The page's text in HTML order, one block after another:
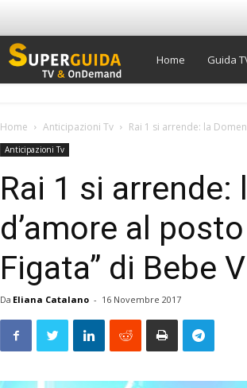
Super
Home Guida
Home Anticipazioni Tv Rai 1 si arrende: la
Anticipazioni Tv
Rai 1 si
d’amore al
Figata” di Bebe
Da Eliana Catalano - 16 Novembre 2017